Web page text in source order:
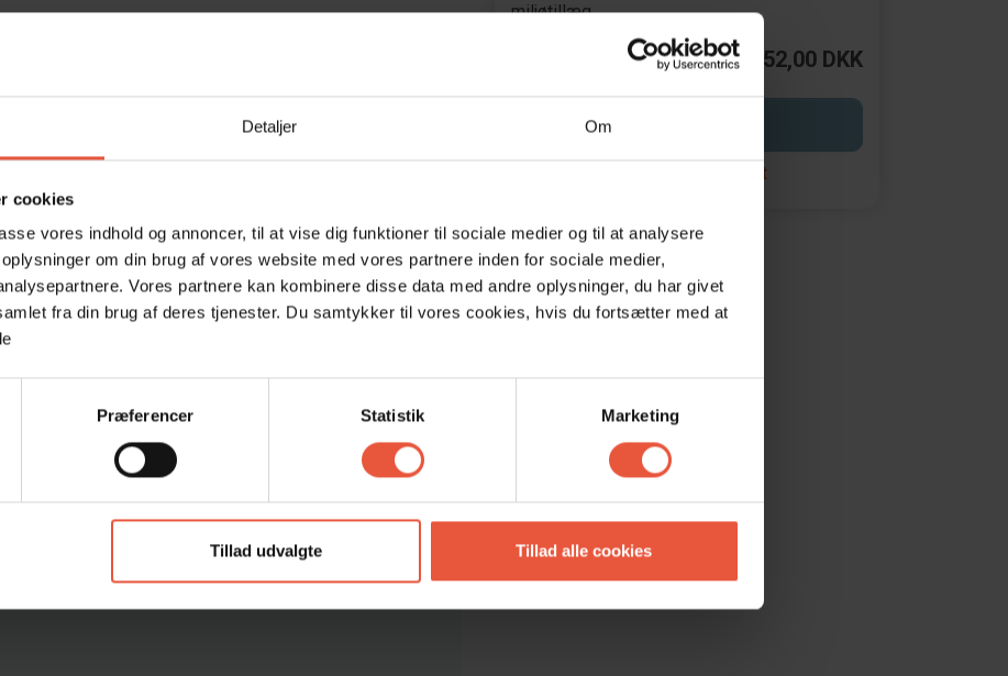
Detaljer Om
cookies
vores indhold og annoncer, til at vise dig funktioner til sociale medier og til at analysere
om din brug af vores website med vores partnere inden for sociale medier,
Vores partnere kan kombinere disse data med andre oplysninger, du har givet
fra din brug af deres tjenester. Du samtykker til vores cookies, hvis du fortsætter med at
Præferencer Statistik Marketing
Tillad udvalgte Tillad alle cookies
4,1
Område
4,7
Gæst fra Danmark
sep 2025
Meget fint og indrettet godt.
Danmark
miljøtillæg
3.452,00 DKK
Opret en søgeagent